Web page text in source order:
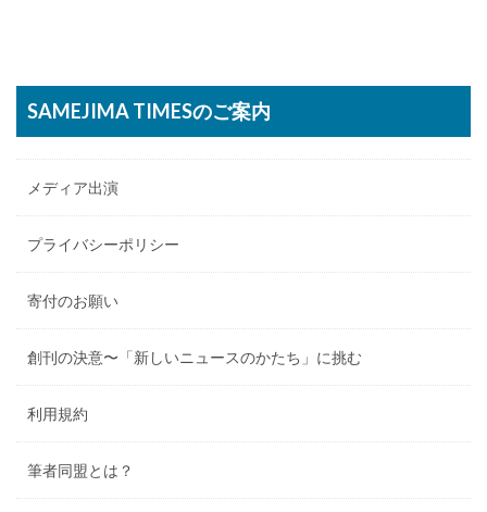
SAMEJIMA TIMESのご案内
メディア出演
プライバシーポリシー
寄付のお願い
創刊の決意〜「新しいニュースのかたち」に挑む
利用規約
筆者同盟とは？